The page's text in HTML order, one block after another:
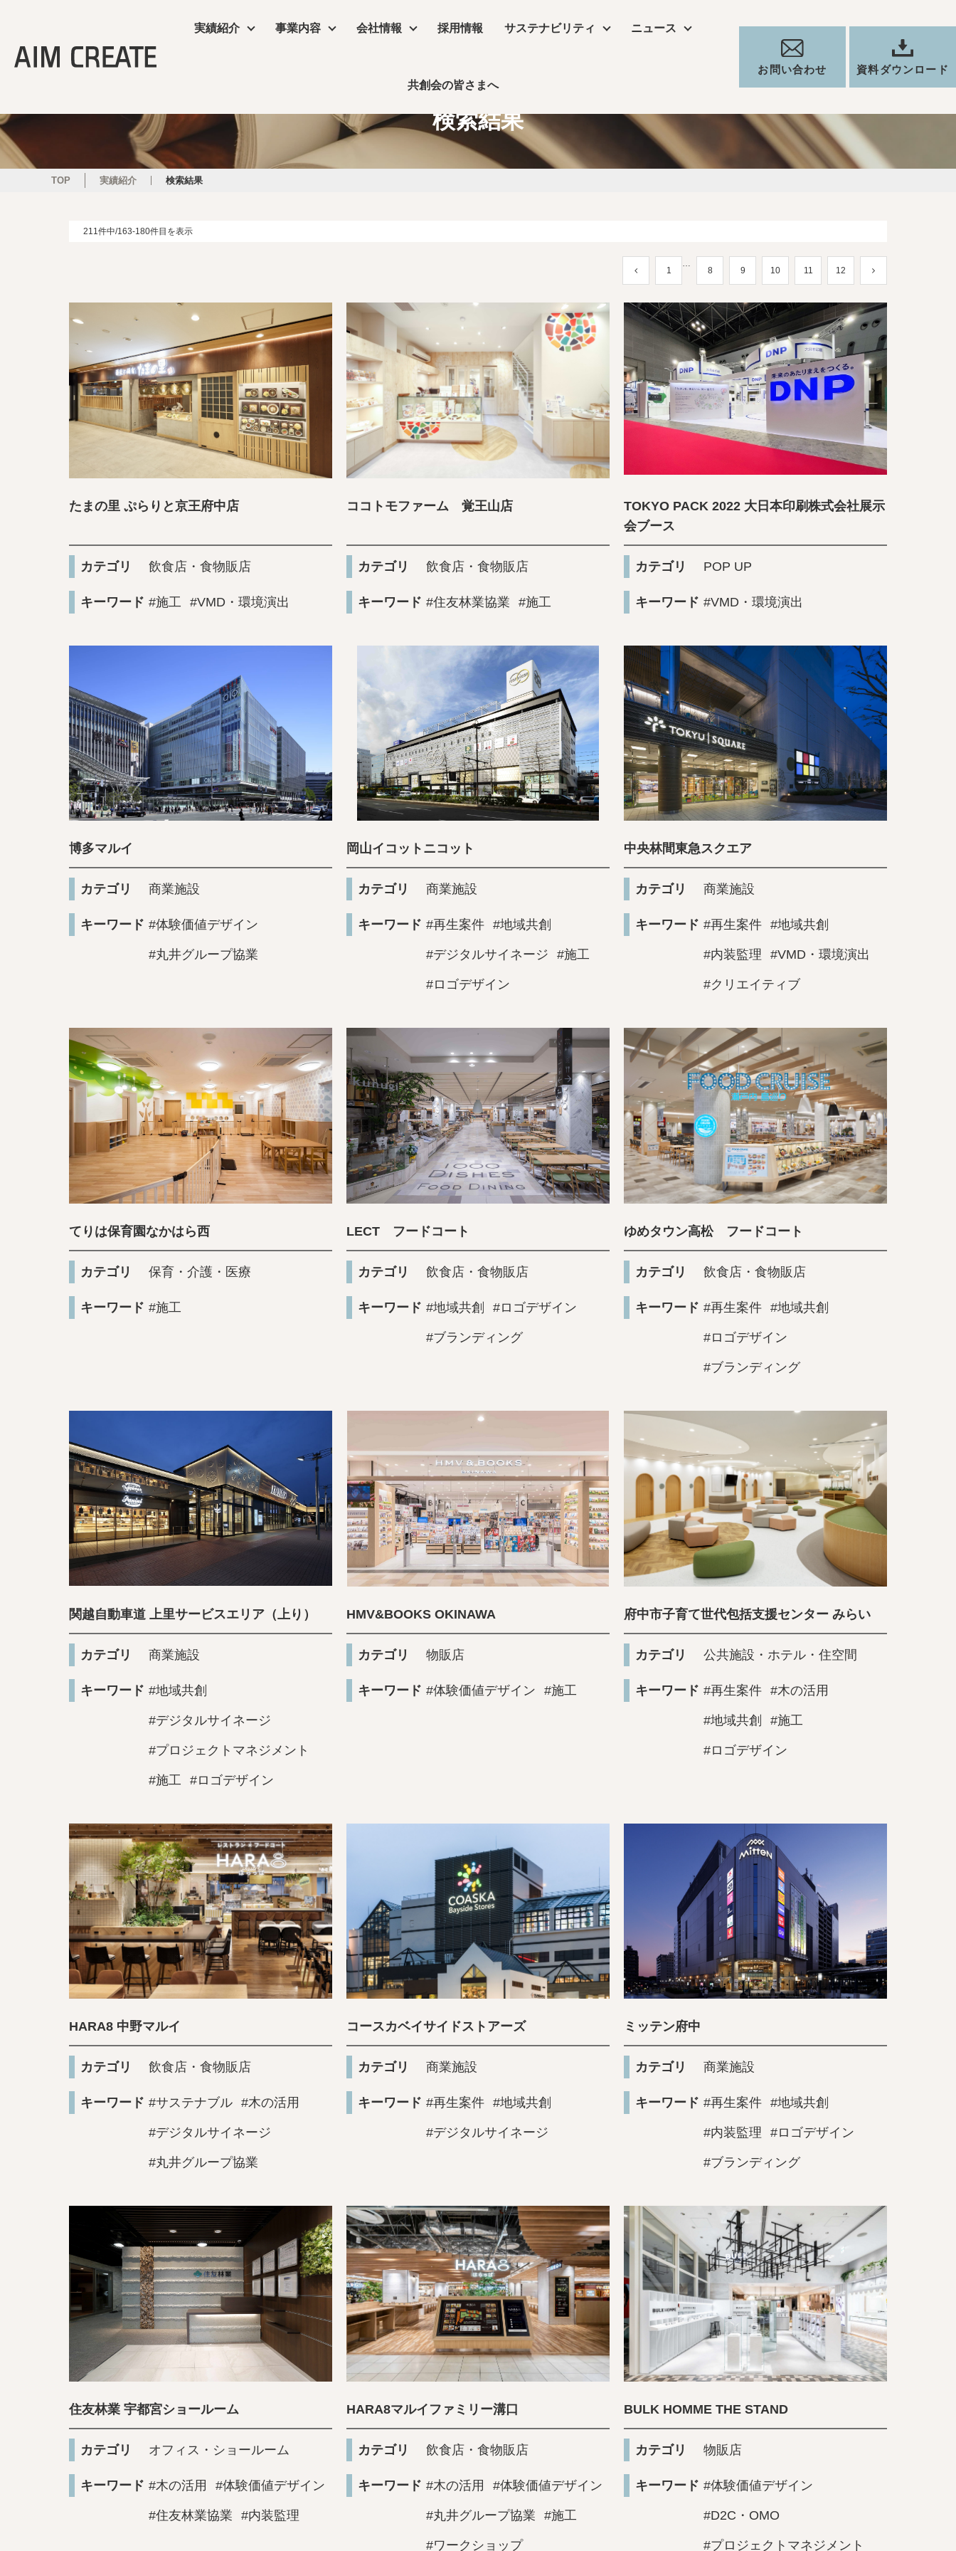
実績紹介
商業施設 物販店 飲食店・食物販店
サービス 保育園・介護施設・医療施設
オフィス・ショールーム
事業内容
プランニング リーシング デザイン・設計
施工・制作管理
会社情報
会社概要 丸井グループ企業
役員・組織図
採用情報 サステナビリティ
エイムクリエイツのサステナビリティ
ワクテナブルとは コンセプトムービー
提案資料 実績
ニュース
ニュース コラム
共創会の皆さまへ
お問い合わせ 資料ダウンロード
検索結果
TOP 実績紹介 検索結果
211件中/163-180件目を表示
1
…
8 9 10 11 12
たまの里 ぷらりと京王府中店
カテゴリ 飲食店・食物販店
キーワード #施工 #VMD・環境演出
ココトモファーム 覚王山店
カテゴリ 飲食店・食物販店
キーワード #住友林業協業 #施工
TOKYO PACK 2022 大日本印刷株式会社展示
会ブース
カテゴリ POP UP
キーワード #VMD・環境演出
博多マルイ
カテゴリ 商業施設
キーワード #体験価値デザイン
#丸井グループ協業
岡山イコットニコット
カテゴリ 商業施設
キーワード #再生案件 #地域共創
#デジタルサイネージ #施工
#ロゴデザイン
中央林間東急スクエア
カテゴリ 商業施設
キーワード #再生案件 #地域共創
#内装監理 #VMD・環境演出
#クリエイティブ
てりは保育園なかはら西
カテゴリ 保育・介護・医療
キーワード #施工
LECT フードコート
カテゴリ 飲食店・食物販店
キーワード #地域共創 #ロゴデザイン
#ブランディング
ゆめタウン高松 フードコート
カテゴリ 飲食店・食物販店
キーワード #再生案件 #地域共創
#ロゴデザイン
#ブランディング
関越自動車道 上里サービスエリア（上り）
カテゴリ 商業施設
キーワード #地域共創
#デジタルサイネージ
#プロジェクトマネジメント
#施工 #ロゴデザイン
HMV&BOOKS OKINAWA
カテゴリ 物販店
キーワード #体験価値デザイン #施工
府中市子育て世代包括支援センター みらい
カテゴリ 公共施設・ホテル・住空間
キーワード #再生案件 #木の活用
#地域共創 #施工
#ロゴデザイン
HARA8 中野マルイ
カテゴリ 飲食店・食物販店
キーワード #サステナブル #木の活用
#デジタルサイネージ
#丸井グループ協業
コースカベイサイドストアーズ
カテゴリ 商業施設
キーワード #再生案件 #地域共創
#デジタルサイネージ
ミッテン府中
カテゴリ 商業施設
キーワード #再生案件 #地域共創
#内装監理 #ロゴデザイン
#ブランディング
住友林業 宇都宮ショールーム
カテゴリ オフィス・ショールーム
キーワード #木の活用 #体験価値デザイン
#住友林業協業 #内装監理
HARA8マルイファミリー溝口
カテゴリ 飲食店・食物販店
キーワード #木の活用 #体験価値デザイン
#丸井グループ協業 #施工
#ワークショップ
BULK HOMME THE STAND
カテゴリ 物販店
キーワード #体験価値デザイン
#D2C・OMO
#プロジェクトマネジメント